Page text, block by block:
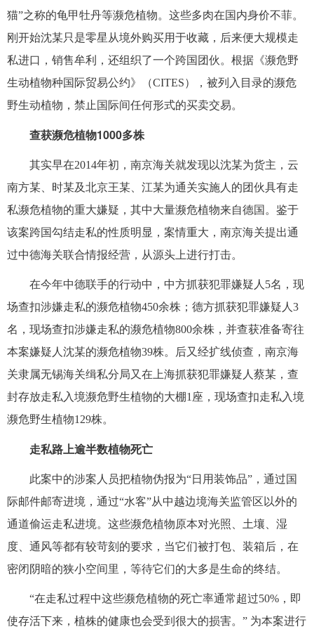
猫”之称的龟甲牡丹等濒危植物。这些多肉在国内身价不菲。
刚开始沈某只是零星从境外购买用于收藏，后来便大规模走
私进口，销售牟利，还组织了一个跨国团伙。根据《濒危野
生动植物种国际贸易公约》（CITES），被列入目录的濒危
野生动植物，禁止国际间任何形式的买卖交易。
查获濒危植物1000多株
其实早在2014年初，南京海关就发现以沈某为货主，云
南方某、时某及北京王某、江某为通关实施人的团伙具有走
私濒危植物的重大嫌疑，其中大量濒危植物来自德国。鉴于
该案跨国勾结走私的性质明显，案情重大，南京海关提出通
过中德海关联合情报经营，从源头上进行打击。
在今年中德联手的行动中，中方抓获犯罪嫌疑人5名，现
场查扣涉嫌走私的濒危植物450余株；德方抓获犯罪嫌疑人3
名，现场查扣涉嫌走私的濒危植物800余株，并查获准备寄往
本案嫌疑人沈某的濒危植物39株。后又经扩线侦查，南京海
关隶属无锡海关缉私分局又在上海抓获犯罪嫌疑人蔡某，查
封存放走私入境濒危野生植物的大棚1座，现场查扣走私入境
濒危野生植物129株。
走私路上逾半数植物死亡
此案中的涉案人员把植物伪报为“日用装饰品”，通过国
际邮件邮寄进境，通过“水客”从中越边境海关监管区以外的
通道偷运走私进境。这些濒危植物原本对光照、土壤、湿
度、通风等都有较苛刻的要求，当它们被打包、装箱后，在
密闭阴暗的狭小空间里，等待它们的大多是生命的终结。
“在走私过程中这些濒危植物的死亡率通常超过50%，即
使存活下来，植株的健康也会受到很大的损害。” 为本案进行